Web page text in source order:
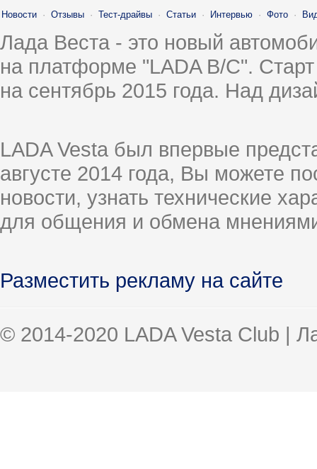
Новости · Отзывы · Тест-драйвы · Статьи · Интервью · Фото ·
Лада Веста - это новый
на платформе "LADA B/C".
на сентябрь 2015 года. Над
LADA Vesta был впервые
августе 2014 года, Вы можете
новости, узнать технические
для общения и обмена
Разместить рекламу на сайте
© 2014-2020 LADA Vesta Club |